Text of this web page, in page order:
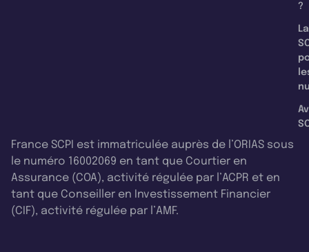
?
La
France SCPI est immatriculée auprès de l’ORIAS sous
le numéro 16002069 en tant que Courtier en
Assurance (COA), activité régulée par l’ACPR et en
tant que Conseiller en Investissement Financier
(CIF), activité régulée par l’AMF.